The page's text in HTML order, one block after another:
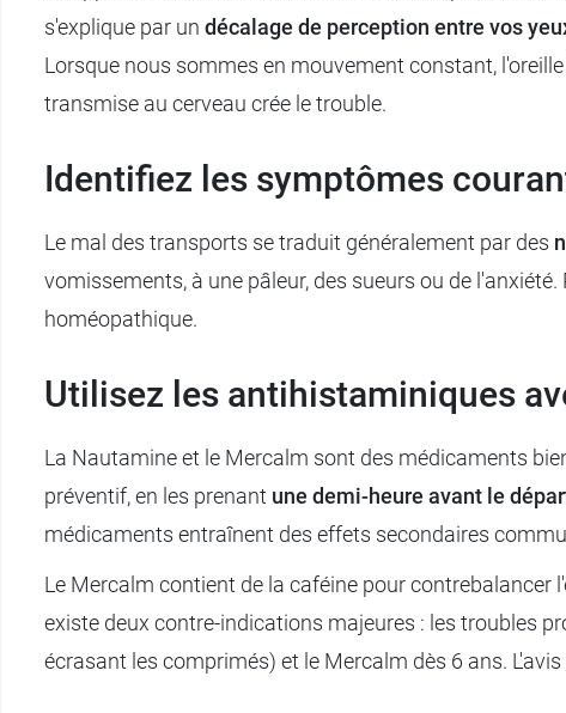
s'explique par un décalage de perception entre vos
Lorsque nous sommes en mouvement constant,
transmise au cerveau crée le trouble.
Identifiez les symptômes
Le mal des transports se traduit généralement par des
vomissements, à une pâleur, des sueurs ou de
homéopathique.
Utilisez les antihistaminiques
La Nautamine et le Mercalm sont des médicaments
préventif, en les prenant une demi-heure avant le
médicaments entraînent des effets secondaires
Le Mercalm contient de la caféine pour contrebalancer
existe deux contre-indications majeures : les troubles
écrasant les comprimés) et le Mercalm dès 6 ans.